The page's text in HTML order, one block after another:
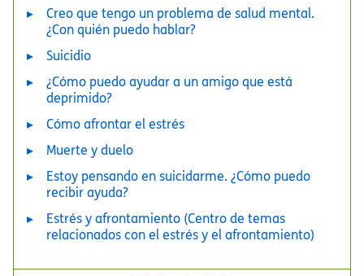
Creo que tengo un problema de salud mental.
¿Con quién puedo hablar?
Suicidio
¿Cómo puedo ayudar a un amigo que est
deprimido?
Cómo afrontar el estrés
Muerte y duelo
Estoy pensando en suicidarme. ¿Cómo puedo
recibir ayuda?
Estrés y afrontamiento (Centro de temas
relacionados con el estrés y el afrontamiento)